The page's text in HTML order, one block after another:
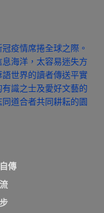
疫情席捲全球之際。
海洋，太容易迷失方
世界的讀者傳送平實
識之士及愛好文藝的
道合者共同耕耘的園
傳